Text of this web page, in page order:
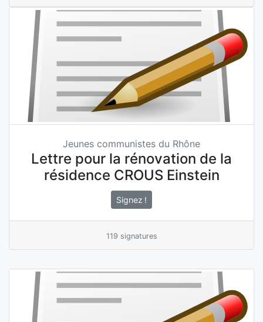
Jeunes communistes du Rhône
Lettre pour la rénovation de la
résidence CROUS Einstein
Signez !
119 signatures